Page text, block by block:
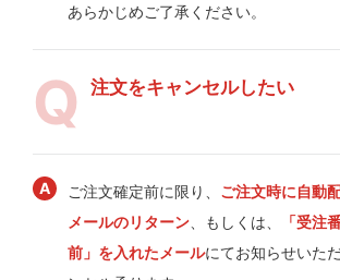
あらかじめご了承ください。
注文をキャンセルしたい
ご注文確定前に限り、 ご注文時に自動
メールのリターン 、もしくは、
「受注
前」を入れたメールにてお知らせいた